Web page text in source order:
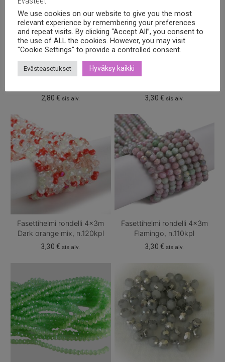
Fasettihelmi rondelli 4x3m
2,80€ sis alv. 3,30 € sis alv.
Fasettihelmi rondelli 4x3m
Dark orange mix, n.120kpl
3,30€ sis alv.
Fasettihelmi rondelli 4x3m
Flamingo, n.110kpl
3,30 € sis alv.
We use cookies on our website to give you the most
relevant experience by remembering your preferences
and repeat visits. By clicking “Accept All”, you consent to
the use of ALL the cookies. However, you may visit
"Cookie Settings" to provide a controlled consent.
Evästeasetukset Hyväksy kaikki